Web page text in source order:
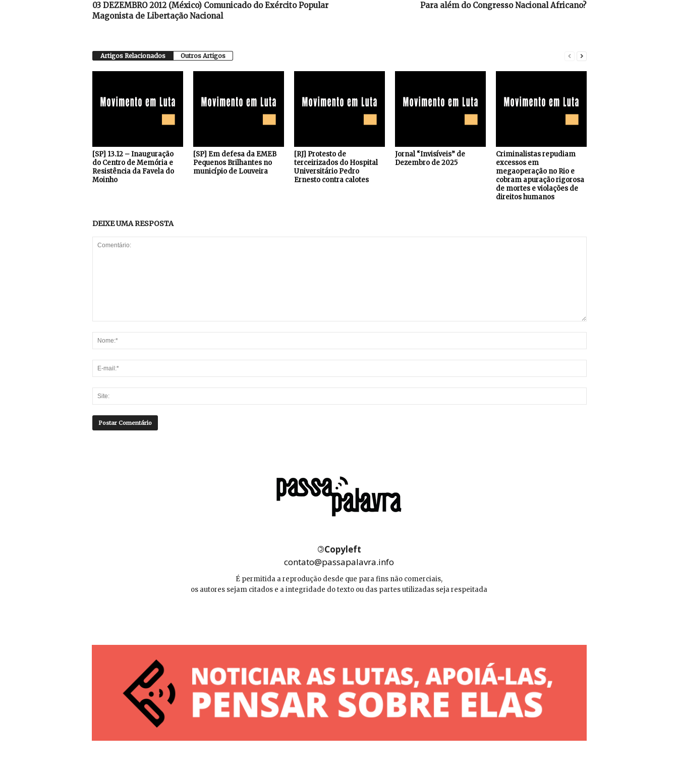
03 DEZEMBRO 2012 (México) Comunicado do Exército Popular
Magonista de Libertação Nacional
Para além do Congresso Nacional Africano?
Artigos Relacionados Outros Artigos
[SP] 13.12 – Inauguração
do Centro de Memória e
Resistência da Favela do
Moinho
[SP] Em defesa da EMEB
Pequenos Brilhantes no
município de Louveira
[RJ] Protesto de
terceirizados do Hospital
Universitário Pedro
Ernesto contra calotes
Jornal “Invisíveis” de
Dezembro de 2025
Criminalistas repudiam
excessos em
megaoperação no Rio e
cobram apuração rigorosa
de mortes e violações de
direitos humanos
DEIXE UMA RESPOSTA
©Copyleft
contato@passapalavra.info
É permitida a reprodução desde que para fins não comerciais,
os autores sejam citados e a integridade do texto ou das partes utilizadas seja respeitada